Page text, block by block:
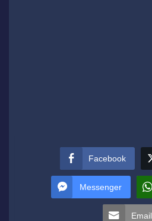
Facebook
Messenger
Email